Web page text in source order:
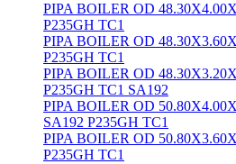
PIPA BOILER OD
P235GH TC1
PIPA BOILER OD
P235GH TC1
PIPA BOILER OD
P235GH TC1 SA192
PIPA BOILER OD
SA192 P235GH TC1
PIPA BOILER OD
P235GH TC1